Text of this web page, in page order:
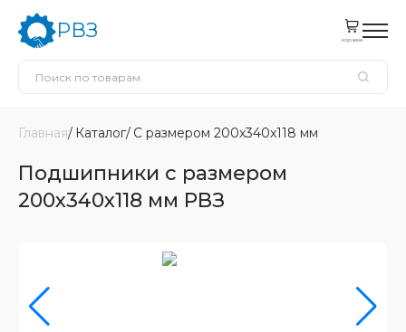
РВЗ корзина
Главная Каталог С размером 200x340x118 мм
Подшипники с размером
200x340x118 мм РВЗ